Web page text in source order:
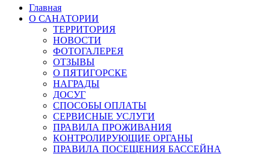
Главная
О САНАТОРИИ
ТЕРРИТОРИЯ
НОВОСТИ
ФОТОГАЛЕРЕЯ
ОТЗЫВЫ
О ПЯТИГОРСКЕ
НАГРАДЫ
ДОСУГ
СПОСОБЫ ОПЛАТЫ
СЕРВИСНЫЕ УСЛУГИ
ПРАВИЛА ПРОЖИВАНИЯ
КОНТРОЛИРУЮЩИЕ ОРГАНЫ
ПРАВИЛА ПОСЕЩЕНИЯ БАССЕЙНА